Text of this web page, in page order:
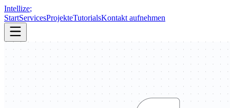
Intellize;
StartServicesProjekteTutorialsKontakt aufnehmen